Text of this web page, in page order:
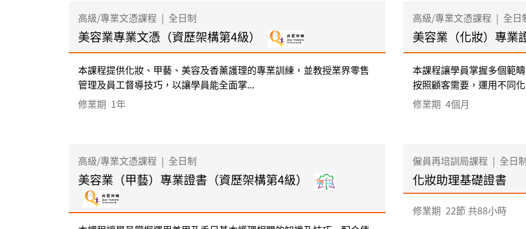
高級/專業文憑課程 | 全日制
美容業專業文憑（資歷架構第4級）
本課程提供化妝、甲藝、美容及香薰護理的專業訓練，並教授業界零售
管理及員工督導技巧，以讓學員能全面掌...
修業期 1年
高級/專業文憑課程 | 全日
美容業（化妝）專業
本課程讓學員掌握多個範
按照顧客需要，運用不同
修業期 4個月
高級/專業文憑課程 | 全日制
美容業（甲藝）專業證書（資歷架構第4級）
僱員再培訓局課程 | 全日
化妝助理基礎證書
修業期 22節 共88小時